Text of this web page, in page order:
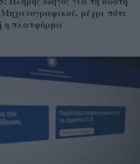
μέχρι πότε
η πλατφόρμα